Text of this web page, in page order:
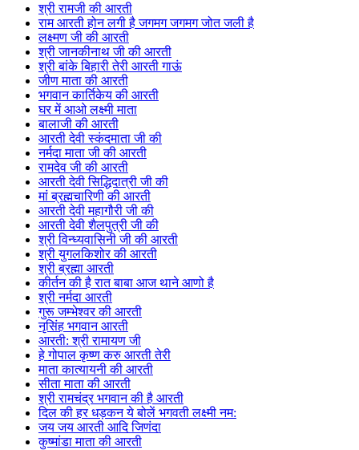
श्री रामजी की आरती
राम आरती होन लगी है जगमग जगमग जोत जली है
लक्ष्मण जी की आरती
श्री जानकीनाथ जी की आरती
श्री बांके बिहारी तेरी आरती गाऊं
जीण माता की आरती
भगवान कार्तिकेय की आरती
घर में आओ लक्ष्मी माता
बालाजी की आरती
आरती देवी स्कंदमाता जी की
नर्मदा माता जी की आरती
रामदेव जी की आरती
आरती देवी सिद्धिदात्री जी की
मां ब्रह्मचारिणी की आरती
आरती देवी महागौरी जी की
आरती देवी शैलपुत्री जी की
श्री विन्ध्यवासिनी जी की आरती
श्री युगलकिशोर की आरती
श्री ब्रह्मा आरती
कीर्तन की है रात बाबा आज थाने आणो है
श्री नर्मदा आरती
गुरू जम्भेश्वर की आरती
नृसिंह भगवान आरती
आरती: श्री रामायण जी
हे गोपाल कृष्ण करु आरती तेरी
माता कात्यायनी की आरती
सीता माता की आरती
श्री रामचंद्र भगवान की है आरती
दिल की हर धड़कन ये बोलें भगवती लक्ष्मी नम:
जय जय आरती आदि जिणंदा
कुष्मांडा माता की आरती